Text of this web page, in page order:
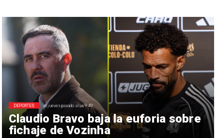
Claudio Bravo baja la euforia sobre
fichaje de Vozinha
DEPORTES el jueves pasado a las 9:49